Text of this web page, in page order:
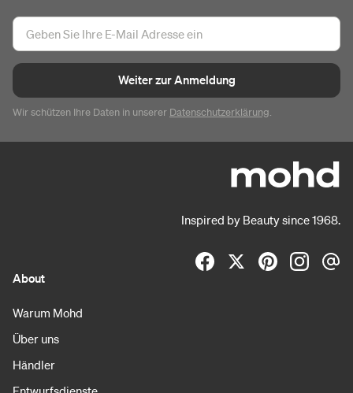
Weiter zur Anmeldung
Wir schützen Ihre Daten in unserer Datenschutzerklärung.
Inspired by Beauty since 1968.
About
Warum Mohd
Über uns
Händler